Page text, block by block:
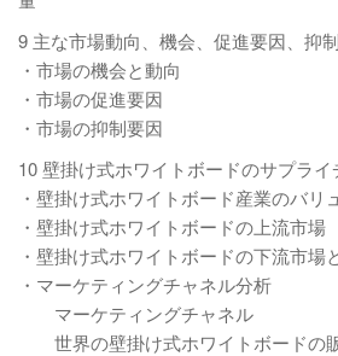
9 主な市場動向、機会、促進要因、抑
・市場の機会と動向
・市場の促進要因
・市場の抑制要因
10 壁掛け式ホワイトボードのサプラ
・壁掛け式ホワイトボード産業のバリ
・壁掛け式ホワイトボードの上流市場
・壁掛け式ホワイトボードの下流市場
・マーケティングチャネル分析
マーケティングチャネル
世界の壁掛け式ホワイトボードの